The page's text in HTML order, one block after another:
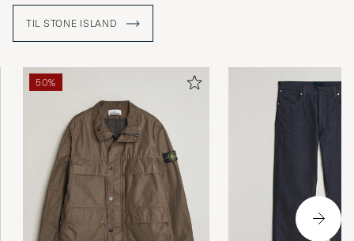
TIL STONE ISLAND
50%